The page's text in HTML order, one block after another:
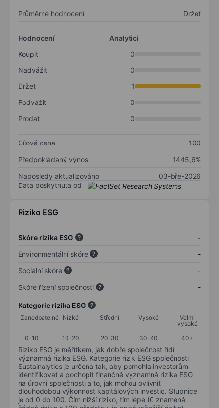
Průměrné hodnocení Držet
Hodnocení
Analytici
Koupit
0
Nadvážit
0
Držet
1
Podvážit
0
Prodat
0
Cílová cena
100
Předpokládaný výnos
1445,6%
Naposledy aktualizováno
03-bře-2026
Data poskytnuta od
Riziko ESG
Skóre rizika ESG
-
Environmentální skóre
-
Sociální skóre
-
Skóre řízení společnosti
-
Kategorie rizika ESG -
Zanedbatelné Nízké Střední Vysoké
Velmi
vysoké
0-10
10-20 20-30 30-40 40+
Riziko ESG je měřítkem, jak dobře společnost řídí
významná rizika ESG. Kategorie rizik ESG společnosti
Sustainalytics je určena tak, aby pomohla investorům
identifikovat a pochopit finančně významná rizika ESG
na úrovni společnosti a to, jak mohou ovlivnit
dlouhodobou výkonnost kapitálových investic. Stupnice
je od 0 do 100. Čím nižší riziko, tím lépe (0 znamená